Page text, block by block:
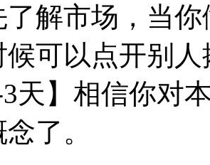
市场，当你
可以点开别
3天】相信你对
了。